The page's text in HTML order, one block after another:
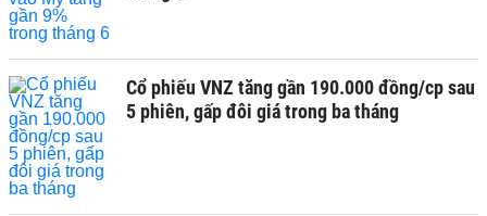
Cổ phiếu VNZ tăng gần 190.000 đồng/cp sau
5 phiên, gấp đôi giá trong ba tháng